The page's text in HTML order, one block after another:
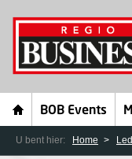
BOB Events
U bent hier: Home